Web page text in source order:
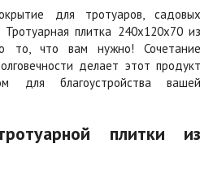
Конго
Цена по запросу
Красная
для тротуаров, садовых
плитка 240х120х70 из
то, что вам нужно! Сочетание
делает этот продукт
для благоустройства вашей
плитки из